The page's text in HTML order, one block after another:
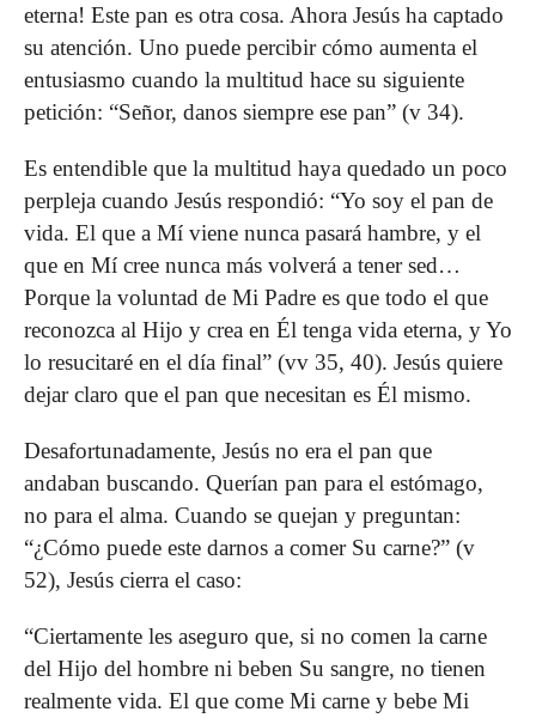
eterna! Este pan es otra cosa. Ahora Jesús ha captado
su atención. Uno puede percibir cómo aumenta el
entusiasmo cuando la multitud hace su siguiente
petición: “Señor, danos siempre ese pan” (v 34).
Es entendible que la multitud haya quedado un poco
perpleja cuando Jesús respondió: “Yo soy el pan de
vida. El que a Mí viene nunca pasará hambre, y el
que en Mí cree nunca más volverá a tener sed…
Porque la voluntad de Mi Padre es que todo el que
reconozca al Hijo y crea en Él tenga vida eterna, y Yo
lo resucitaré en el día final” (vv 35, 40). Jesús quiere
dejar claro que el pan que necesitan es Él mismo.
Desafortunadamente, Jesús no era el pan que
andaban buscando. Querían pan para el estómago,
no para el alma. Cuando se quejan y preguntan:
“¿Cómo puede este darnos a comer Su carne?” (v
52), Jesús cierra el caso:
“Ciertamente les aseguro que, si no comen la carne
del Hijo del hombre ni beben Su sangre, no tienen
realmente vida. El que come Mi carne y bebe Mi